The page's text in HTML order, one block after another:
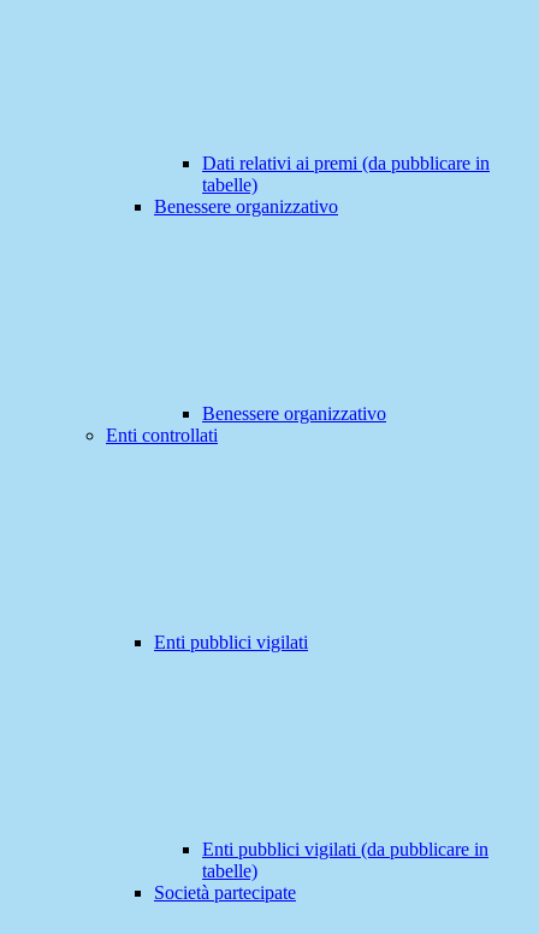
Dati relativi ai premi (da pubblicare in
tabelle)
Benessere organizzativo
Benessere organizzativo
Enti controllati
Enti pubblici vigilati
Enti pubblici vigilati (da pubblicare in
tabelle)
Società partecipate